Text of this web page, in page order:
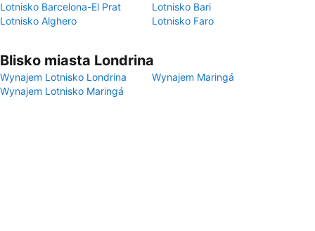
Lotnisko Barcelona-El Prat
Lotnisko Bari
Lotnisko Alghero
Lotnisko Faro
Blisko miasta Londrina
Wynajem Lotnisko Londrina
Wynajem Maringá
Wynajem Lotnisko Maringá